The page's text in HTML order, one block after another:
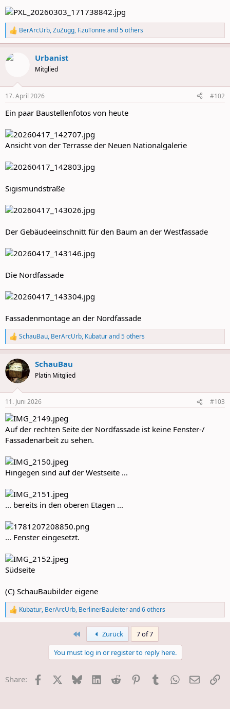
R
e
a
c
s
BerArcUrb,ZuZugg, F.zuTonneand 5 others
Urbanist
Mitglied
17. April 2026 #102
Ein paar Baustellenfotos von heute
Ansicht von der Terrasse der Neuen Nationalgalerie
Sigismundstraße
Der Gebäudeeinschnitt für den Baum an der Westfassade
Die Nordfassade
Fassadenmontage an der Nordfassade
R
e
a
c
t
i
s
:
SchauBau, BerArcUrb, Kubaturand 5 others
SchauBau
Platin Mitglied
11. Juni 2026 #103
Auf der rechten Seite der Nordfassade ist keine Fenster-/
Fassadenarbeit zu sehen.
Hingegen sind auf der Westseite ...
... bereits in den oberen Etagen ...
... Fenster eingesetzt.
Südseite
(C) SchauBaubilder eigene
R
e
s
Kubatur, BerArcUrb, BerlinerBauleiterand 6 others
Zurück
7 of 7
You must log in or register to reply here.
Share: Facebook Bluesky LinkedInReddit PinterestTumblrWhatsApp
E-Mail